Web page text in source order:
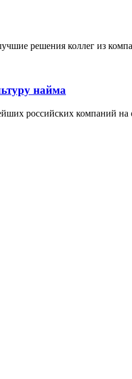
решения коллег из
найма
российских компаний